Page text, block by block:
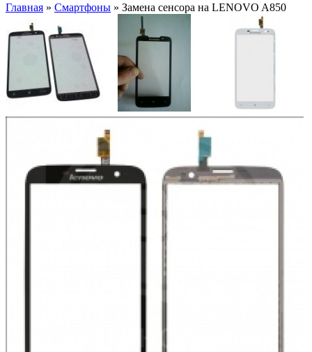
Главная » Смартфоны » Замена сенсора на LENOVO A850